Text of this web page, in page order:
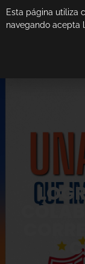
Esta página utiliza
navegando acepta